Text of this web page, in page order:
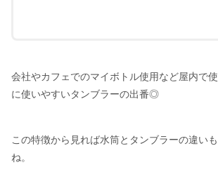
会社やカフェでのマイボトル使用など屋内で
に使いやすいタンブラーの出番◎
この特徴から見れば水筒とタンブラーの違い
ね。